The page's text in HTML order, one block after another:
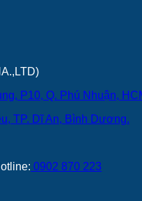
P10, Q. Phú Nhuận,
TP. Dĩ An, Bình Dương.
0902 870 223